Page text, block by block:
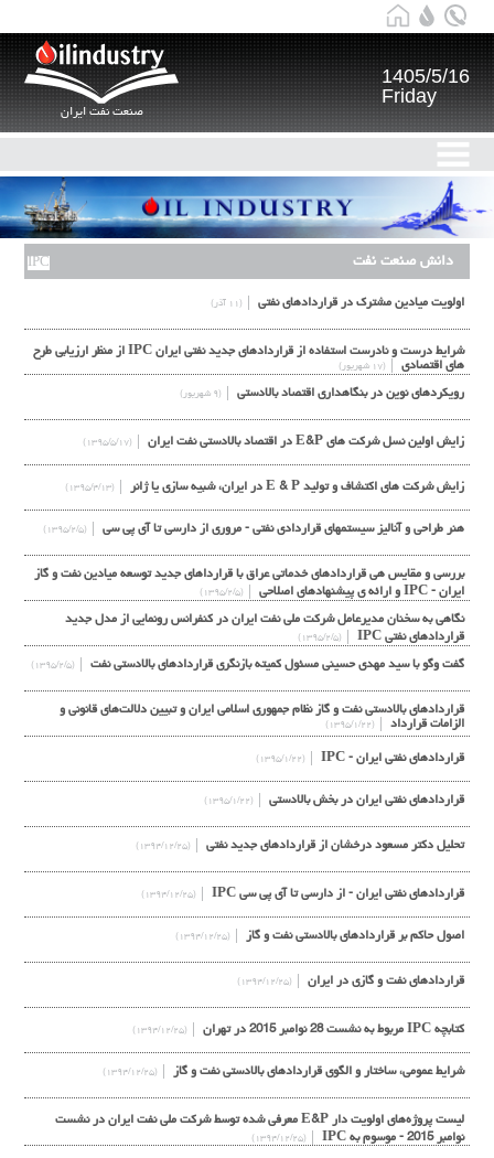
صنعت نفت ایران
1405/5/16
Friday
دانش صنعت نفت IPC
اولویت میادین مشترک در قراردادهای نفتی (۱۱ آذر)
شرایط درست و نادرست استفاده از قراردادهای جدید نفتی ایران IPC از منظر ارزیابی طرح
های اقتصادی
(۱۷ شهریور)
رویکردهای نوین در بنگاهداری اقتصاد بالادستی (۹ شهریور)
زایش اولین نسل شرکت های E&P در اقتصاد بالادستی نفت ایران (۱۳۹۵/۵/۱۷)
زایش شرکت های اکتشاف و تولید E & P در ایران، شبیه سازی یا ژانر (۱۳۹۵/۴/۱۳)
هنر طراحی و آنالیز سیستمهای قراردادی نفتی - مروری از دارسی تا آی پی سی (۱۳۹۵/۲/۵)
بررسی و مقایس هی قراردادهای خدماتی عراق با قرارداهای جدید توسعه میادین نفت و گاز
ایران - IPC و ارائه ی پیشنهادهای اصلاحی
(۱۳۹۵/۲/۵)
نگاهی به سخنان مدیرعامل شرکت ملی نفت ایران در کنفرانس رونمایی از مدل جدید
قراردادهای نفتی IPC
(۱۳۹۵/۲/۵)
گفت وگو با سيد مهدي حسيني مسئول كميته بازنگري قراردادهاي بالادستي نفت (۱۳۹۵/۲/۵)
قراردادهای بالادستی نفت و گاز نظام جمهوری اسلامی ایران و تبیین دلالت‌های قانونی و
الزامات قرارداد
(۱۳۹۵/۱/۲۲)
قراردادهای نفتی ایران - IPC (۱۳۹۵/۱/۲۲)
قراردادهای نفتی ایران در بخش بالادستی (۱۳۹۵/۱/۲۲)
تحلیل دکتر مسعود درخشان از قراردادهاي جدید نفتی (۱۳۹۴/۱۲/۲۵)
قراردادهای نفتی ایران - از دارسی تا آی پی سی IPC (۱۳۹۴/۱۲/۲۵)
اصول حاکم بر قراردادهای بالادستی نفت و گاز (۱۳۹۴/۱۲/۲۵)
قراردادهای نفت و گازی در ایران (۱۳۹۴/۱۲/۲۵)
کتابچه IPC مربوط به نشست 28 نوامبر 2015 در تهران (۱۳۹۴/۱۲/۲۵)
شرایط عمومی، ساختار و الگوی قراردادهای بالادستی نفت و گاز (۱۳۹۴/۱۲/۲۵)
لیست پروژه‌های اولویت دار E&P معرفی شده توسط شرکت ملی نفت ایران در نشست
نوامبر 2015 - موسوم به IPC
(۱۳۹۴/۱۲/۲۵)